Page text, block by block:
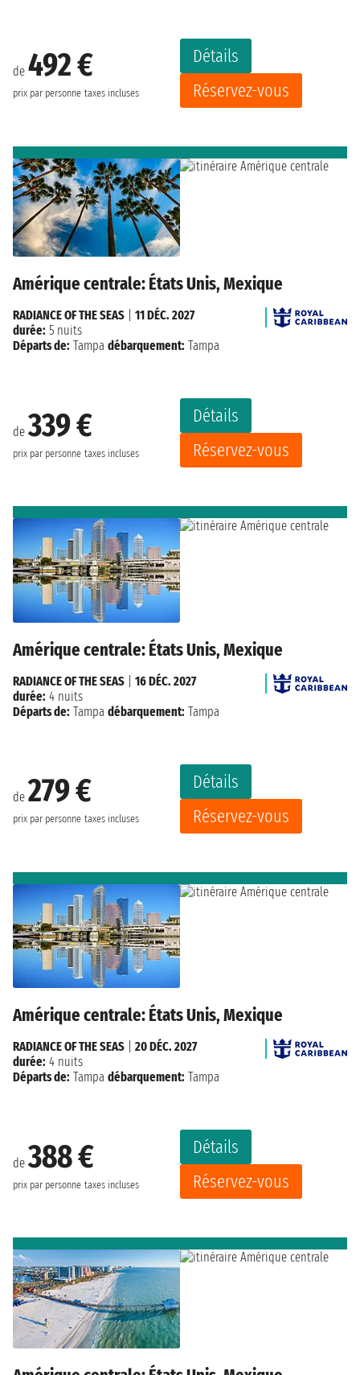
de 492 €
prix par personne taxes incluses
Détails
Réservez-vous
Amérique centrale: États Unis, Mexique
de339 €
prix par personne taxes incluses
Détails
Réservez-vous
RADIANCE OF THE SEAS
11 DÉC. 2027
durée: 5 nuits
Départs de: Tampa débarquement: Tampa
Amérique centrale: États Unis, Mexique
de 279 €
prix par personne taxes incluses
Détails
Réservez-vous
RADIANCE OF THE SEAS
16 DÉC. 2027
durée: 4 nuits
Départs de: Tampa débarquement: Tampa
Amérique centrale: États Unis, Mexique
de388 €
prix par personne taxes incluses
Détails
Réservez-vous
RADIANCE OF THE SEAS
20 DÉC. 2027
durée: 4 nuits
Départs de: Tampa débarquement: Tampa